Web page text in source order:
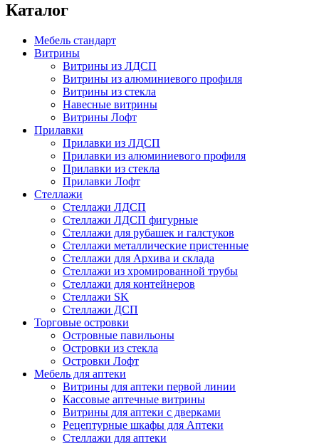
Каталог
Мебель стандарт
Витрины
Витрины из ЛДСП
Витрины из алюминиевого профиля
Витрины из стекла
Навесные витрины
Витрины Лофт
Прилавки
Прилавки из ЛДСП
Прилавки из алюминиевого профиля
Прилавки из стекла
Прилавки Лофт
Стеллажи
Стеллажи ЛДСП
Стеллажи ЛДСП фигурные
Стеллажи для рубашек и галстуков
Стеллажи металлические пристенные
Стеллажи для Архива и склада
Стеллажи из хромированной трубы
Стеллажи для контейнеров
Стеллажи SK
Стеллажи ДСП
Торговые островки
Островные павильоны
Островки из стекла
Островки Лофт
Мебель для аптеки
Витрины для аптеки первой линии
Кассовые аптечные витрины
Витрины для аптеки с дверками
Рецептурные шкафы для Аптеки
Стеллажи для аптеки